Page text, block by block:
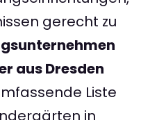
gerecht zu
aus Dresden
Liste